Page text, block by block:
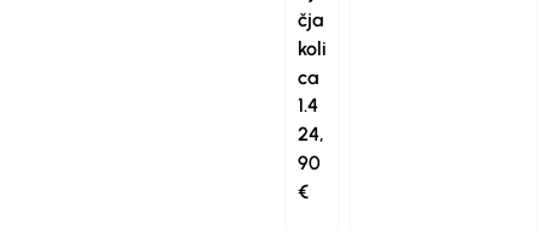
čja
koli
ca
1.4
24,
90
€